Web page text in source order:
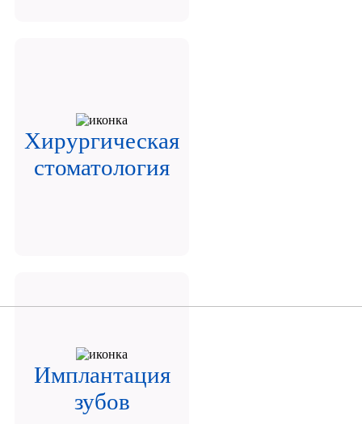
Хирургическая
стоматология
Имплантация
зубов